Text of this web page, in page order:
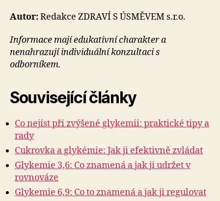
Autor:Redakce ZDRAVÍ S ÚSMĚVEM s.r.o.
Informace mají edukativní charakter a
nenahrazují individuální konzultaci s
odborníkem.
Související články
Co nejíst při zvýšené glykemii: praktické tipy a
rady
Cukrovka a glykémie: Jak ji efektivně zvládat
Glykemie 3,6: Co znamená a jak ji udržet v
rovnováze
Glykemie 6,9: Co to znamená a jak ji regulovat